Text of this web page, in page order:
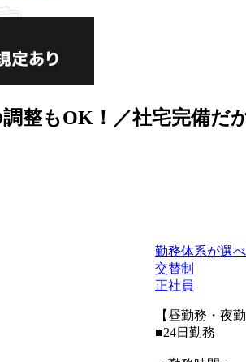
整もOK！／社宅完備だ
勤務体系が選
交替制
正社員
【昼勤務・夜勤
■24日勤務